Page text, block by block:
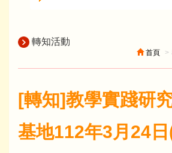
轉知活動
首頁
[轉知]教學實踐研
基地112年3月24